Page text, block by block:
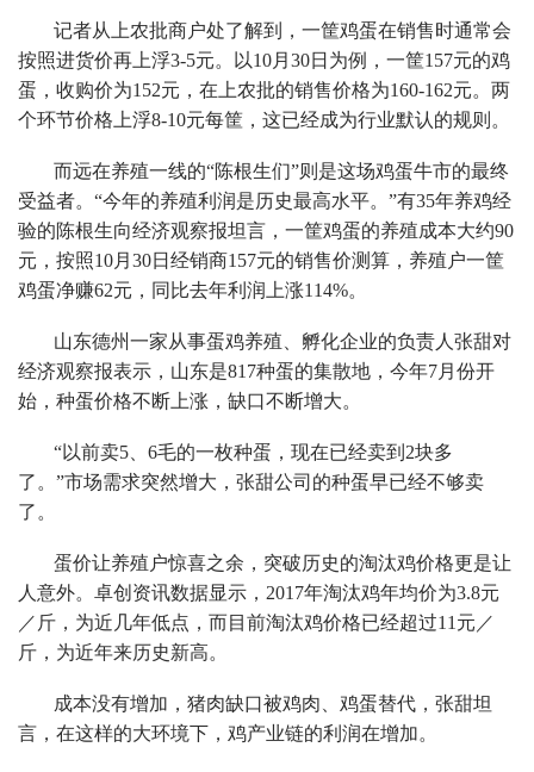
记者从上农批商户处了解到，一筐鸡蛋在销售时通常会
按照进货价再上浮3-5元。以10月30日为例，一筐157元的鸡
蛋，收购价为152元，在上农批的销售价格为160-162元。两
个环节价格上浮8-10元每筐，这已经成为行业默认的规则。
而远在养殖一线的“陈根生们”则是这场鸡蛋牛市的最终
受益者。“今年的养殖利润是历史最高水平。”有35年养鸡经
验的陈根生向经济观察报坦言，一筐鸡蛋的养殖成本大约90
元，按照10月30日经销商157元的销售价测算，养殖户一筐
鸡蛋净赚62元，同比去年利润上涨114%。
山东德州一家从事蛋鸡养殖、孵化企业的负责人张甜对
经济观察报表示，山东是817种蛋的集散地，今年7月份开
始，种蛋价格不断上涨，缺口不断增大。
“以前卖5、6毛的一枚种蛋，现在已经卖到2块多
了。”市场需求突然增大，张甜公司的种蛋早已经不够卖
了。
蛋价让养殖户惊喜之余，突破历史的淘汰鸡价格更是让
人意外。卓创资讯数据显示，2017年淘汰鸡年均价为3.8元
／斤，为近几年低点，而目前淘汰鸡价格已经超过11元／
斤，为近年来历史新高。
成本没有增加，猪肉缺口被鸡肉、鸡蛋替代，张甜坦
言，在这样的大环境下，鸡产业链的利润在增加。